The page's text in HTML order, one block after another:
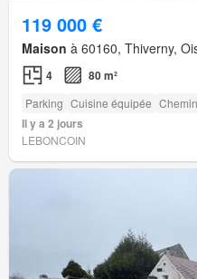
119 000 €
Maison à 60160, Thiverny,
4 80 m²
Parking Cuisine équipée
Il y a 2 jours
LEBONCOIN